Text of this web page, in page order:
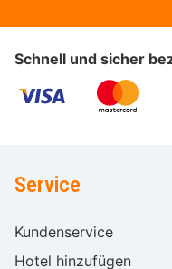
Schnell und sicher
Service
Kundenservice
Hotel hinzufügen